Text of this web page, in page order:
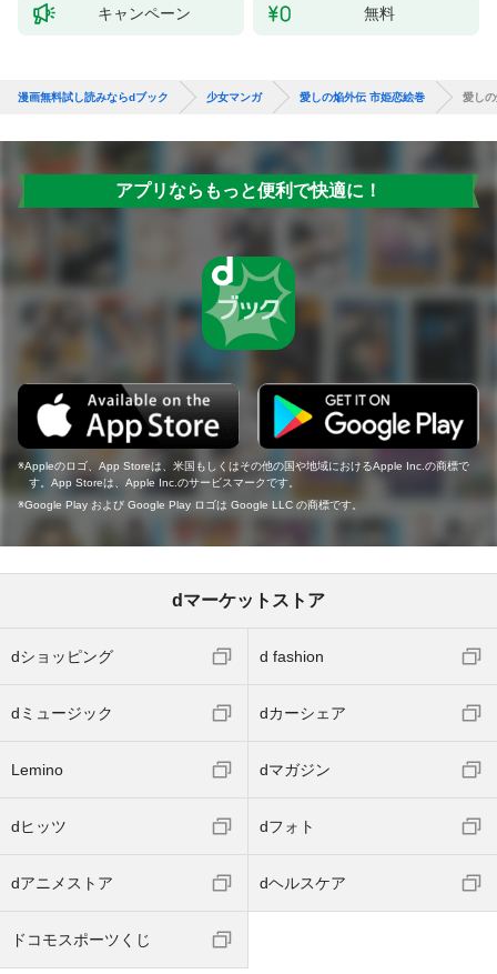
キャンペーン 無料
漫画無料試し読みならdブック 少女マンガ 愛しの焔外伝 市姫恋絵巻 愛し
アプリならもっと便利で快適に！
Appleのロゴ、App Storeは、米国もしくはその他の国や地域におけるApple Inc.の商標で
す。App Storeは、Apple Inc.のサービスマークです。
Google Play および Google Play ロゴは Google LLC の商標です。
dマーケットストア
dショッピング d fashion
dミュージック dカーシェア
Lemino dマガジン
dヒッツ dフォト
dアニメストア dヘルスケア
ドコモスポーツくじ